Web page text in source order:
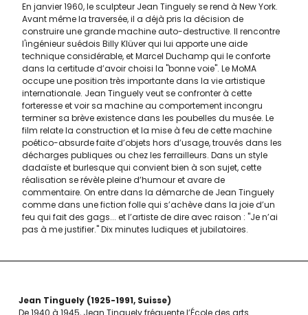
En janvier 1960, le sculpteur Jean Tinguely se rend à New York.
Avant même la traversée, il a déjà pris la décision de
construire une grande machine auto-destructive. Il rencontre
l'ingénieur suédois Billy Klüver qui lui apporte une aide
technique considérable, et Marcel Duchamp qui le conforte
dans la certitude d’avoir choisi la "bonne voie". Le MoMA
occupe une position très importante dans la vie artistique
internationale. Jean Tinguely veut se confronter à cette
forteresse et voir sa machine au comportement incongru
terminer sa brève existence dans les poubelles du musée. Le
film relate la construction et la mise à feu de cette machine
poético-absurde faite d’objets hors d’usage, trouvés dans les
décharges publiques ou chez les ferrailleurs. Dans un style
dadaïste et burlesque qui convient bien à son sujet, cette
réalisation se révèle pleine d’humour et avare de
commentaire. On entre dans la démarche de Jean Tinguely
comme dans une fiction folle qui s’achève dans la joie d’un
feu qui fait des gags... et l’artiste de dire avec raison : "Je n’ai
pas à me justifier." Dix minutes ludiques et jubilatoires.
Jean Tinguely 1925-1991 Suisse